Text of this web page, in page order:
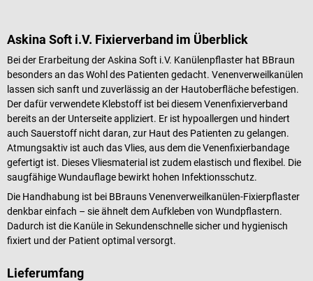
Askina Soft i.V. Fixierverband im Überblick
Bei der Erarbeitung der Askina Soft i.V. Kanülenpflaster hat BBraun
besonders an das Wohl des Patienten gedacht. Venenverweilkanülen
lassen sich sanft und zuverlässig an der Hautoberfläche befestigen.
Der dafür verwendete Klebstoff ist bei diesem Venenfixierverband
bereits an der Unterseite appliziert. Er ist hypoallergen und hindert
auch Sauerstoff nicht daran, zur Haut des Patienten zu gelangen.
Atmungsaktiv ist auch das Vlies, aus dem die Venenfixierbandage
gefertigt ist. Dieses Vliesmaterial ist zudem elastisch und flexibel. Die
saugfähige Wundauflage bewirkt hohen Infektionsschutz.
Die Handhabung ist bei BBrauns Venenverweilkanülen-Fixierpflaster
denkbar einfach – sie ähnelt dem Aufkleben von Wundpflastern.
Dadurch ist die Kanüle in Sekundenschnelle sicher und hygienisch
fixiert und der Patient optimal versorgt.
Lieferumfang